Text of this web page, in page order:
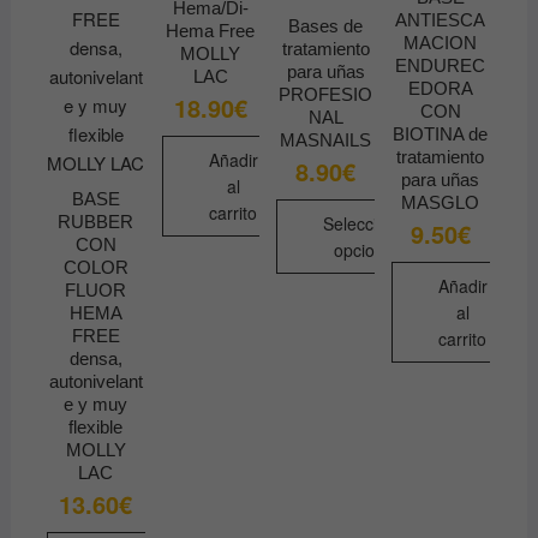
BASE
RUBBER
CON
COLOR
FLUOR
HEMA
FREE
densa,
autonivelant
e y muy
flexible
MOLLY
LAC
13.60€
Hema/Di-
Hema Free
MOLLY
LAC
18.90€
Añadir
al
carrito
Bases de
tratamiento
para uñas
PROFESIO
NAL
MASNAILS
8.90€
Seleccionar
opciones
ANTIESCA
MACION
ENDUREC
EDORA
CON
BIOTINA de
tratamiento
para uñas
MASGLO
9.50€
Añadir
al
carrito